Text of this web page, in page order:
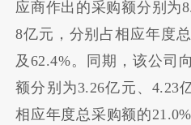
应商作出的采购额分别为
8亿元 ，分别占相应年度
及62.4%。同期，该公司
额分别为3.26亿元 、4.23
相应年度总采购额的